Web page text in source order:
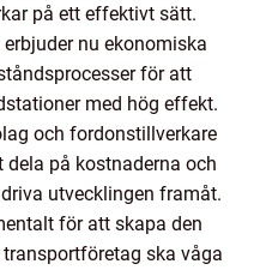
på ett effektivt sätt.
nu ekonomiska
för att
med hög effekt.
och fordonstillverkare
på kostnaderna och
utvecklingen framåt.
för att skapa den
ska våga